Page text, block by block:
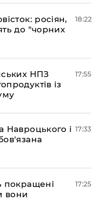
росіян,
до "чорних
18:22
НПЗ
із
17:55
Навроцького і 17:33
покращені
вони
17:25